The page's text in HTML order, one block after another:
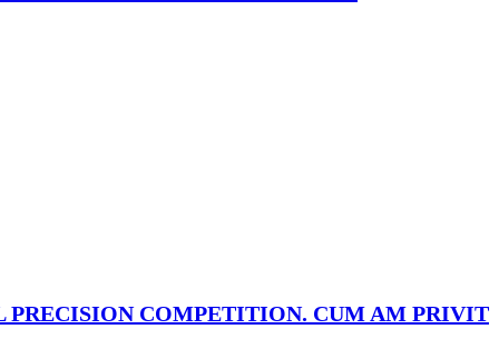
PRECISION COMPETITION. CUM AM PRIVIT